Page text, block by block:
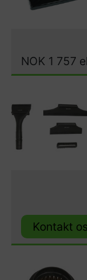
NOK 1 757
Kontakt